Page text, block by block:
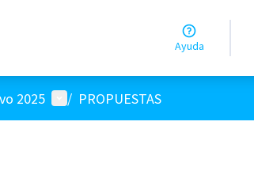
Ayuda
2025 Menú de usuario
/ PROPUESTAS